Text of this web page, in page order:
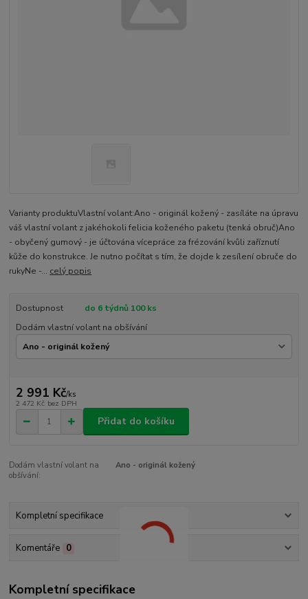
Varianty produktuVlastní volant:Ano - originál kožený - zasíláte na úpravu
váš vlastní volant z jakéhokoli felicia koženého paketu (tenká obruč)Ano
- obyčený gumový - je účtována vícepráce za frézování kvůli zaříznutí
kůže do konstrukce. Je nutno počítat s tím, že dojde k zesílení obruče do
rukyNe -... celý popis
Dostupnost
do 6 týdnů 100 ks
Dodám vlastní volant na obšívání
2 991 Kč/ks
2 472 Kč bez DPH
Přidat do košíku
Dodám vlastní volant na
obšívání:
Ano - originál kožený
Kompletní specifikace
Komentáře 0
Kompletní specifikace